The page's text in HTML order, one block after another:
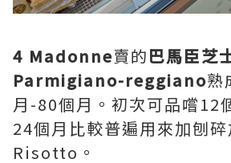
4 Madonne賣的巴馬臣芝
Parmigiano-reggiano熟
月-80個月。初次可品嚐12
24個月比較普遍用來加刨碎
Risotto。